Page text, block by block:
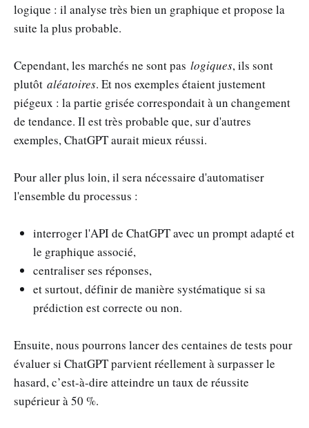
logique : il analyse très bien un graphique et propose la
suite la plus probable.
Cependant, les marchés ne sont pas logiques, ils sont
plutôt aléatoires. Et nos exemples étaient justement
piégeux : la partie grisée correspondait à un changement
de tendance. Il est très probable que, sur d'autres
exemples, ChatGPT aurait mieux réussi.
Pour aller plus loin, il sera nécessaire d'automatiser
l'ensemble du processus :
interroger l'API de ChatGPT avec un prompt adapté et
le graphique associé,
centraliser ses réponses,
et surtout, définir de manière systématique si sa
prédiction est correcte ou non.
Ensuite, nous pourrons lancer des centaines de tests pour
évaluer si ChatGPT parvient réellement à surpasser le
hasard, c’est-à-dire atteindre un taux de réussite
supérieur à 50 %.